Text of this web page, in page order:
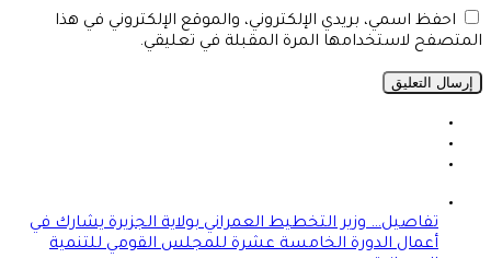
احفظ اسمي، بريدي الإلكتروني، والموقع الإلكتروني في هذا
المتصفح لاستخدامها المرة المقبلة في تعليقي.
تفاصيل… وزير التخطيط العمراني بولاية الجزيرة يشارك في
أعمال الدورة الخامسة عشرة للمجلس القومي للتنمية